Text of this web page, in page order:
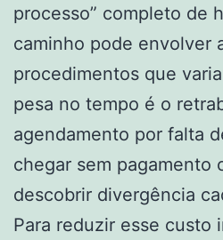
processo” completo de
caminho pode envolver
procedimentos que
pesa no tempo é o
agendamento por falta
chegar sem pagamento
descobrir divergência
Para reduzir esse custo